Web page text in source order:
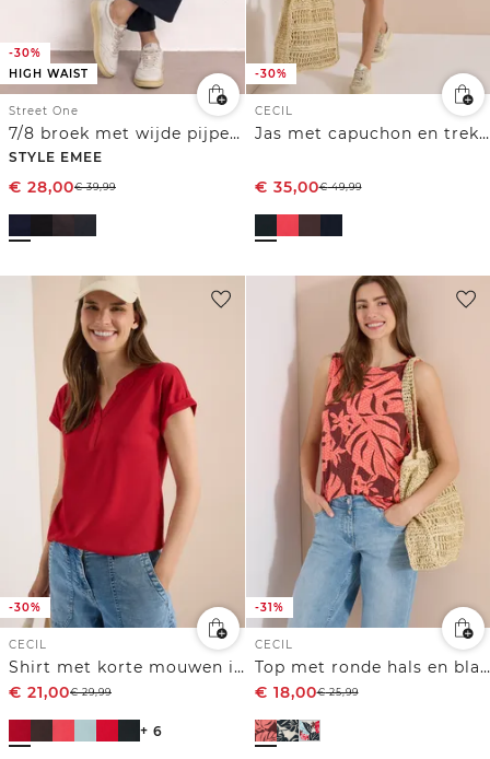
-30%
HIGH WAIST
Street One
7/8 broek met wijde pijpen in Loose Fit
STYLE EMEE
€ 28,00€39,99
-30%
CECIL
Jas met capuchon en trekkoorden aan de zijkant
€ 35,00€49,99
-30%
CECIL
Shirt met korte mouwen in tuniekstijl
€ 21,00€29,99
+ 6
-31%
CECIL
Top met ronde hals en bladprint
€ 18,00€25,99